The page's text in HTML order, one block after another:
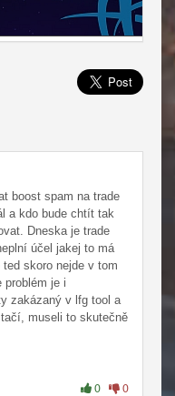
boost spam na trade
a kdo bude chtít tak
Dneska je trade
účel jakej to má
skoro nejde v tom
problém je i
zakázaný v lfg tool a
museli to skutečně
nemůže psát nic
0 0